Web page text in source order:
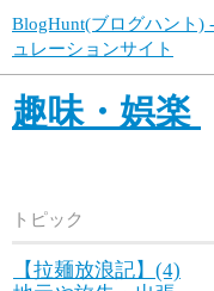
BlogHunt(ブログハント)
ュレーションサイト
趣味・娯楽
トピック
【拉麺放浪記】(4)